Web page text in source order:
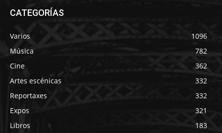
CATEGORÍAS
Varios
1096
Música
782
Cine
362
Artes escénicas
332
Reportaxes
332
Expos
321
Libros
183